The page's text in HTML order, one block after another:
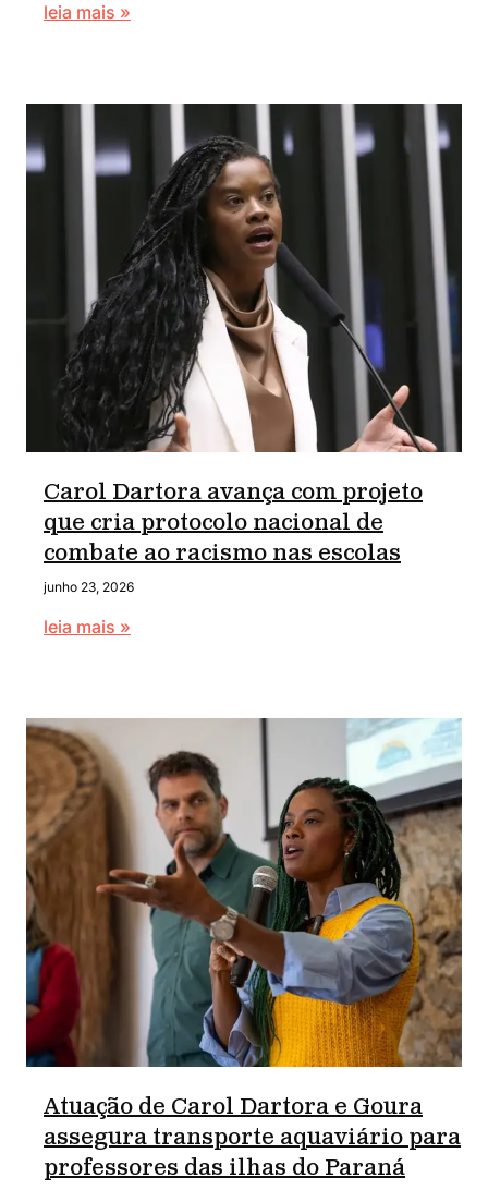
leia mais »
Carol Dartora avança com projeto
que cria protocolo nacional de
combate ao racismo nas escolas
junho 23, 2026
leia mais »
Atuação de Carol Dartora e Goura
assegura transporte aquaviário para
professores das ilhas do Paraná